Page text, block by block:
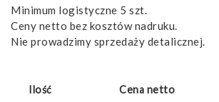
Minimum logistyczne 5 szt.
Ceny netto bez kosztów nadruku.
Nie prowadzimy sprzedaży detalicznej.
Ilość Cena netto